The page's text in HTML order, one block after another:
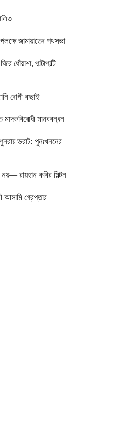
জামায়াতের পথসভা
ধোঁয়াশা, পাল্টাপাল্টি
রোগী বাছাই
মাদকবিরোধী মানববন্ধন
ভরাট: পুনঃখননের
রায়হান কবির মিল্টন
আসামি গ্রেপ্তার